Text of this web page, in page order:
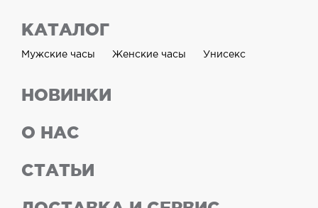
КАТАЛОГ
Мужские часы Женские часы Унисекс
НОВИНКИ
О НАС
СТАТЬИ